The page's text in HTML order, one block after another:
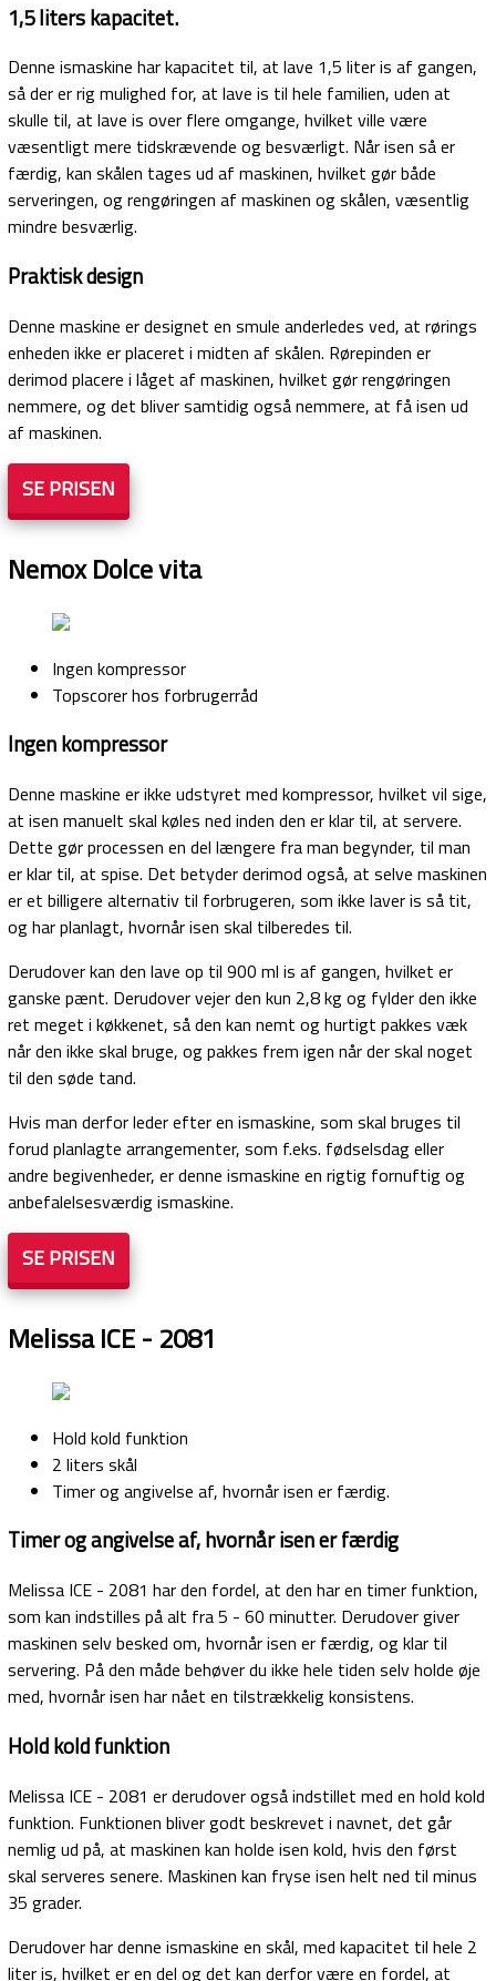
1,5 liters kapacitet.
Denne ismaskine har kapacitet til, at lave 1,5 liter is af gangen,
så der er rig mulighed for, at lave is til hele familien, uden at
skulle til, at lave is over flere omgange, hvilket ville være
væsentligt mere tidskrævende og besværligt. Når isen så er
færdig, kan skålen tages ud af maskinen, hvilket gør både
serveringen, og rengøringen af maskinen og skålen, væsentlig
mindre besværlig.
Praktisk design
Denne maskine er designet en smule anderledes ved, at rørings
enheden ikke er placeret i midten af skålen. Rørepinden er
derimod placere i låget af maskinen, hvilket gør rengøringen
nemmere, og det bliver samtidig også nemmere, at få isen ud
af maskinen.
SE PRISEN
Nemox Dolce vita
Ingen kompressor
Topscorer hos forbrugerråd
Ingen kompressor
Denne maskine er ikke udstyret med kompressor, hvilket vil sige,
at isen manuelt skal køles ned inden den er klar til, at servere.
Dette gør processen en del længere fra man begynder, til man
er klar til, at spise. Det betyder derimod også, at selve maskinen
er et billigere alternativ til forbrugeren, som ikke laver is så tit,
og har planlagt, hvornår isen skal tilberedes til.
Derudover kan den lave op til 900 ml is af gangen, hvilket er
ganske pænt. Derudover vejer den kun 2,8 kg og fylder den ikke
ret meget i køkkenet, så den kan nemt og hurtigt pakkes væk
når den ikke skal bruge, og pakkes frem igen når der skal noget
til den søde tand.
Hvis man derfor leder efter en ismaskine, som skal bruges til
forud planlagte arrangementer, som f.eks. fødselsdag eller
andre begivenheder, er denne ismaskine en rigtig fornuftig og
anbefalelsesværdig ismaskine.
SE PRISEN
Melissa ICE - 2081
Hold kold funktion
2 liters skål
Timer og angivelse af, hvornår isen er færdig.
Timer og angivelse af, hvornår isen er færdig
Melissa ICE - 2081 har den fordel, at den har en timer funktion,
som kan indstilles på alt fra 5 - 60 minutter. Derudover giver
maskinen selv besked om, hvornår isen er færdig, og klar til
servering. På den måde behøver du ikke hele tiden selv holde øje
med, hvornår isen har nået en tilstrækkelig konsistens.
Hold kold funktion
Melissa ICE - 2081 er derudover også indstillet med en hold kold
funktion. Funktionen bliver godt beskrevet i navnet, det går
nemlig ud på, at maskinen kan holde isen kold, hvis den først
skal serveres senere. Maskinen kan fryse isen helt ned til minus
35 grader.
Derudover har denne ismaskine en skål, med kapacitet til hele 2
liter is, hvilket er en del og det kan derfor være en fordel, at